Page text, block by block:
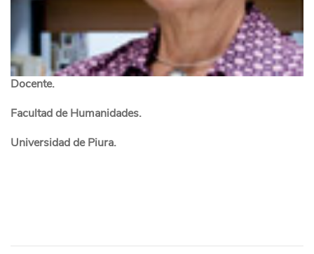
Docente.
Facultad de Humanidades.
Universidad de Piura.